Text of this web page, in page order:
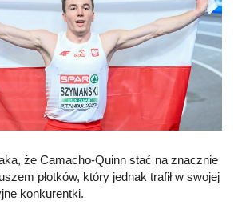
że Camacho-Quinn stać na znacznie
płotków, który jednak trafił w swojej
konkurentki.